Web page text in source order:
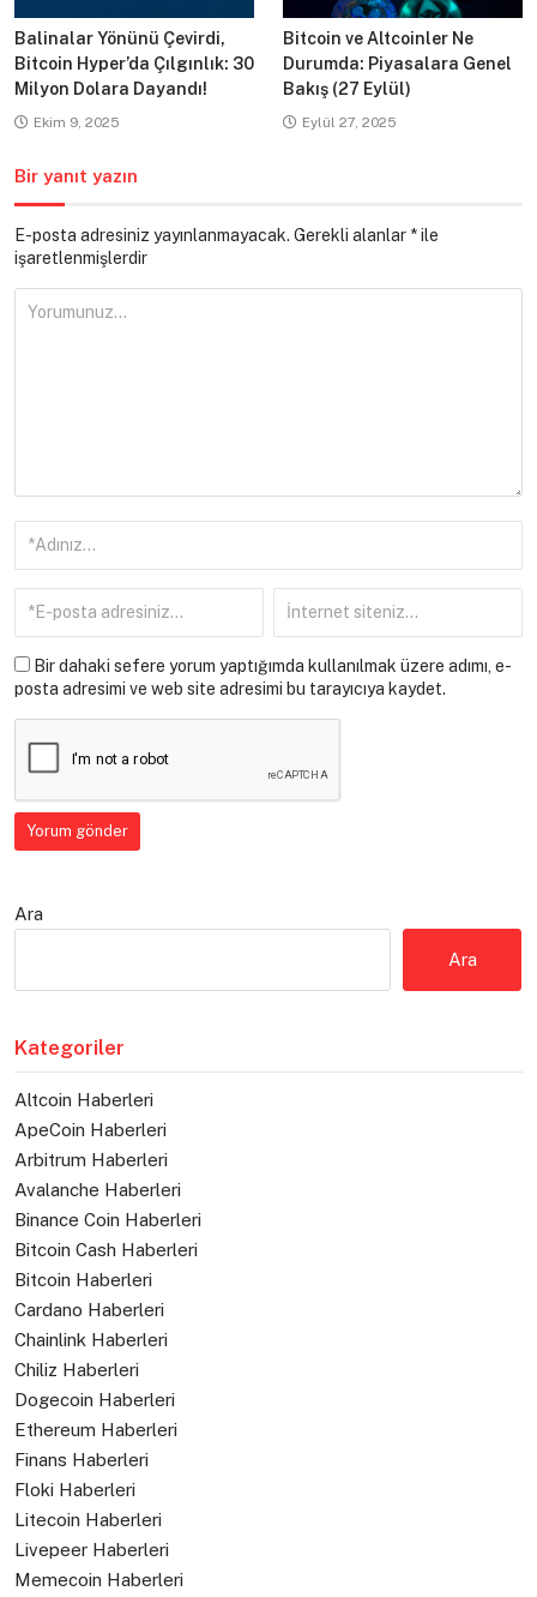
Balinalar Yönünü Çevirdi,
Bitcoin Hyper’da Çılgınlık: 30
Milyon Dolara Dayandı!
Ekim 9, 2025
Bitcoin ve Altcoinler Ne
Durumda: Piyasalara Genel
Bakış (27 Eylül)
Eylül 27, 2025
Bir yanıt yazın
E-posta adresiniz yayınlanmayacak. Gerekli alanlar *ile
işaretlenmişlerdir
Bir dahaki sefere yorum yaptığımda kullanılmak üzere adımı, e-
posta adresimi ve web site adresimi bu tarayıcıya kaydet.
Ara
Ara
Kategoriler
Altcoin Haberleri
ApeCoin Haberleri
Arbitrum Haberleri
Avalanche Haberleri
Binance Coin Haberleri
Bitcoin Cash Haberleri
Bitcoin Haberleri
Cardano Haberleri
Chainlink Haberleri
Chiliz Haberleri
Dogecoin Haberleri
Ethereum Haberleri
Finans Haberleri
Floki Haberleri
Litecoin Haberleri
Livepeer Haberleri
Memecoin Haberleri